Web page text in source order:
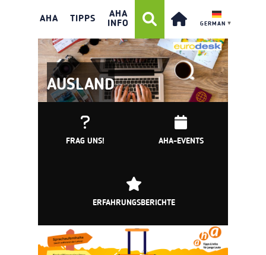
AHA TIPPS
AHA
INFO
GERMAN ▼
AUSLAND
FRAG UNS! AHA-EVENTS
ERFAHRUNGSBERICHTE